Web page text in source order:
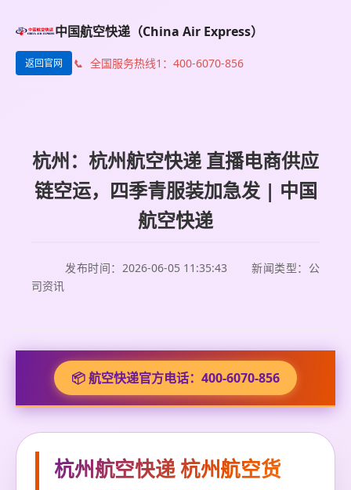
中国航空快递（China Air Express）
返回官网 全国服务热线1：400-6070-856
杭州：杭州航空快递 直播电商供应
链空运，四季青服装加急发 | 中国
航空快递
发布时间：2026-06-05 11:35:43
新闻类型：公
司资讯
📦 航空快递官方电话：400-6070-856
杭州航空快递 杭州航空货